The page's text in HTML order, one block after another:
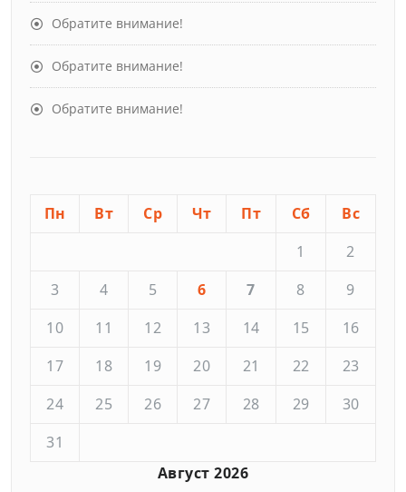
Обратите внимание!
Обратите внимание!
Обратите внимание!
Август 2026
Пн Вт Ср Чт Пт Сб
Вс
1
2
3
4 5 6 7 8
9
10
11 12 13 14 15
16
17
18 19 20 21 22
23
24
25 26 27 28 29
30
31